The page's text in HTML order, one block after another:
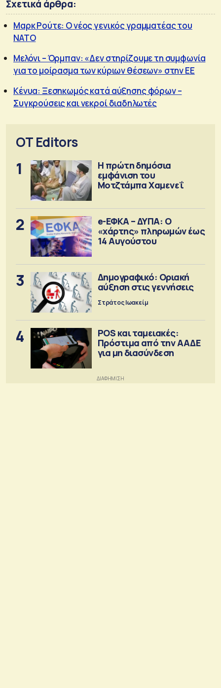
Σχετικά άρθρα:
Mαρκ Ρούτε: O νέος γενικός γραμματέας του
ΝΑΤΟ
Μελόνι – Όρμπαν: «Δεν στηρίζουμε τη συμφωνία
για το μοίρασμα των κύριων θέσεων» στην ΕΕ
Κένυα: Ξεσηκωμός κατά αύξησης φόρων –
Συγκρούσεις και νεκροί διαδηλωτές
OT Editors
1
Η πρώτη δημόσια
εμφάνιση του
Μοτζτάμπα Χαμενεΐ
2
e-ΕΦΚΑ – ΔΥΠΑ: Ο
«χάρτης» πληρωμών έως
14 Αυγούστου
3
Δημογραφικό: Οριακή
αύξηση στις γεννήσεις
Στράτος Ιωακείμ
4
POS και ταμειακές:
Πρόστιμα από την ΑΑΔΕ
για μη διασύνδεση